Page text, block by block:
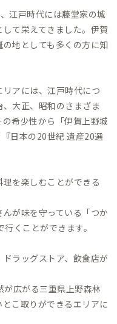
江戸時代には藤堂家の城
て栄えてきました。伊賀
地としても多くの方に知
アには、江戸時代につ
大正、昭和のさまざま
希少性から「伊賀上野城
日本の20世紀 遺産20選
を楽しむことができる
が味を守っている「つか
くことができます。
ラッグストア、飲食店が
広がる三重県上野森林
こ取りができるエリアに